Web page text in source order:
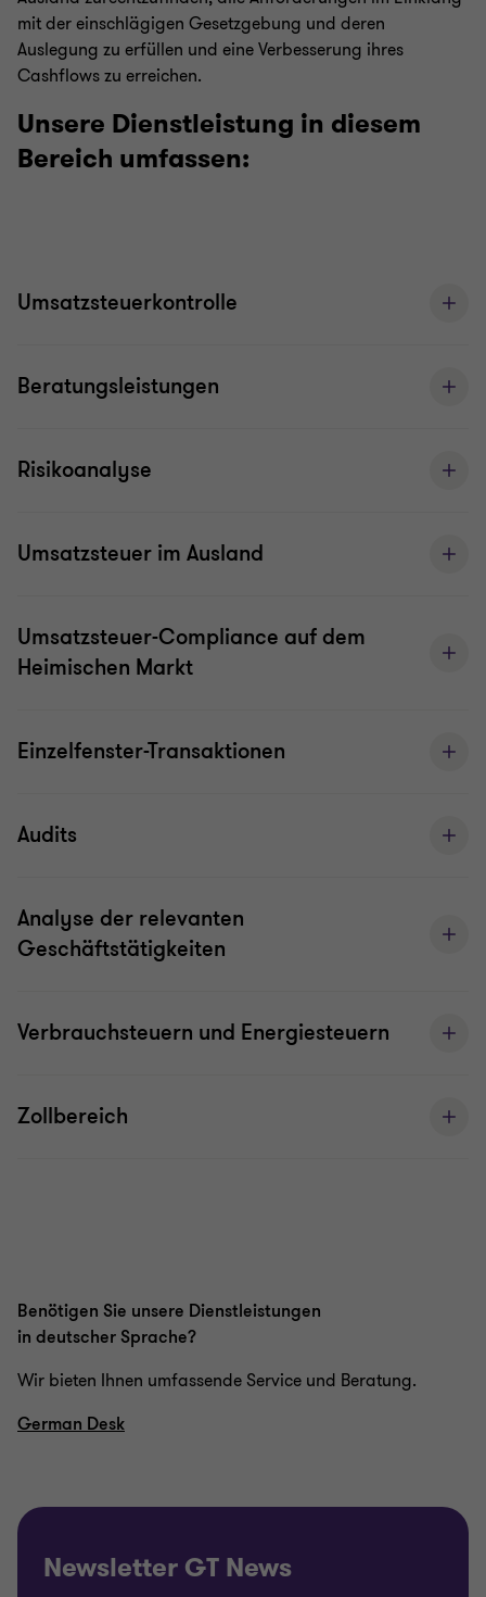
mit der einschlägigen Gesetzgebung und deren
Auslegung zu erfüllen und eine Verbesserung ihres
Cashflows zu erreichen.
Unsere Dienstleistung in diesem
Bereich umfassen:
Umsatzsteuerkontrolle
Beratungsleistungen
Risikoanalyse
Umsatzsteuer im Ausland
Umsatzsteuer-Compliance auf dem
Heimischen Markt
Einzelfenster-Transaktionen
Audits
Analyse der relevanten
Geschäftstätigkeiten
Verbrauchsteuern und Energiesteuern
Zollbereich
Benötigen Sie unsere Dienstleistungen
in deutscher Sprache?
Wir bieten Ihnen umfassende Service und Beratung.
German Desk
Newsletter GT News